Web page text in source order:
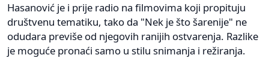
Hasanović je i prije radio na filmovima koji propituju
društvenu tematiku, tako da "Nek je što šarenije" ne
odudara previše od njegovih ranijih ostvarenja. Razlike
je moguće pronaći samo u stilu snimanja i režiranja.